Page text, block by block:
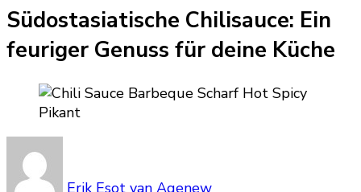
Südostasiatische Chilisauce: Ein
feuriger Genuss für deine Küche
Erik Esot van Agenew